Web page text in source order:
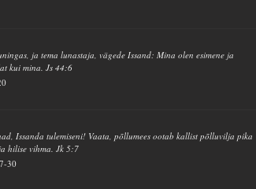
ja tema lunastaja, vägede Issand: Mina olen esimene ja
kui mina. Js 44:6
Issanda tulemiseni! Vaata, põllumees ootab kallist põlluvilja pika
hilise vihma. Jk 5:7
30